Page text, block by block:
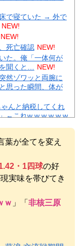
で寝ていた → 外で
NEW!
NEW!
死亡確認 NEW!
た。俺「一体何が
聞くと…
NEW!
然ゾワッと両腕に
思った瞬間、体が
んと納税してくれ
←これw w w w w w
ル”を家宅捜索し
でフルボッコにし
警察”出動→ガル民
運営会社の株式を
】【窪田康志】
】【窪田康志】
葉が全てを変え
・1四球の好
実味を帯びてき
ｗ 」「 非核三原